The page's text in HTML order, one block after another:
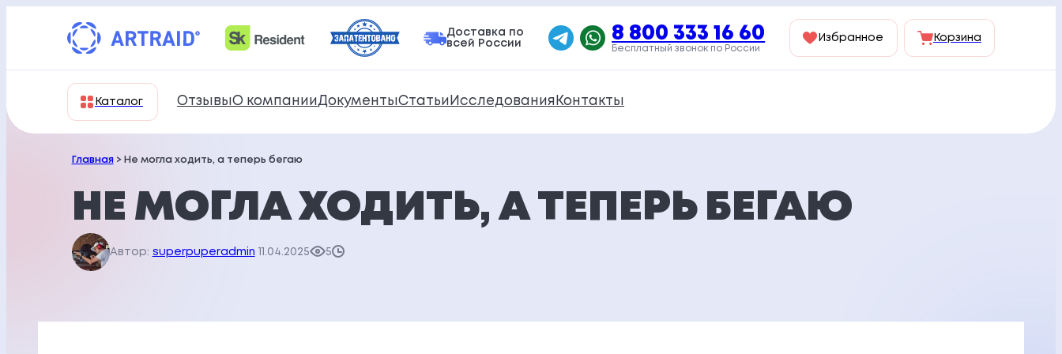
содержимому
Доставка по
всей России
8 800 333 16 60
Бесплатный звонок по России
Избранное Корзина
Каталог Отзывы О компании Документы Статьи Исследования Контакты
Главная> Не могла ходить, а теперь бегаю
НЕ МОГЛА ХОДИТЬ, А ТЕПЕРЬ БЕГАЮ
Автор: superpuperadmin 11.04.2025 5